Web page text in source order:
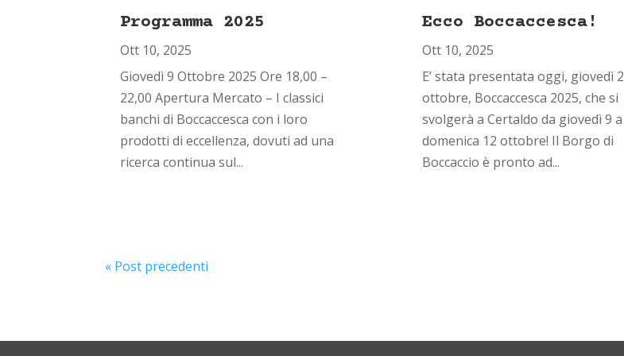
Programma 2025
Ott 10, 2025
Giovedì 9 Ottobre 2025 Ore 18,00 –
22,00 Apertura Mercato – I classici
banchi di Boccaccesca con i loro
prodotti di eccellenza, dovuti ad una
ricerca continua sul...
Ecco Boccaccesca!
Ott 10, 2025
E’ stata presentata oggi, giovedì 2
ottobre, Boccaccesca 2025, che si
svolgerà a Certaldo da giovedì 9 a
domenica 12 ottobre! Il Borgo di
Boccaccio è pronto ad...
« Post precedenti